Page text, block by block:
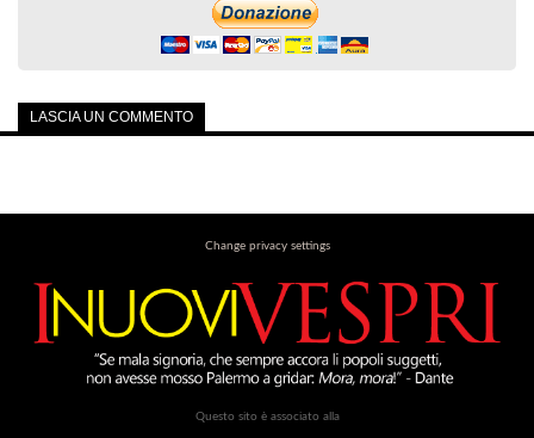
LASCIA UN COMMENTO
Change privacy settings
Questo sito è associato alla